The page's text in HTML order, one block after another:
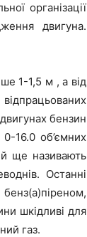
організації
двигуна.
1-1,5 м , а від
бензин
0-16.0 об’ємних
ще називають
Останні
шкідливі для
газ.